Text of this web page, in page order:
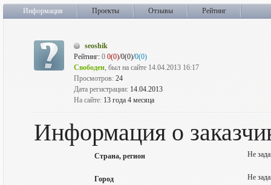
Информация Проекты Отзывы Рейтинг
seoshik
Рейтинг: 0 0(0)/0(0)/0(0)
Свободен, был на сайте 14.04.2013 16:17
Просмотров: 24
Дата регистрации: 14.04.2013
На сайте: 13 года 4 месяца
Информация о
Страна, регион Не
Город Не